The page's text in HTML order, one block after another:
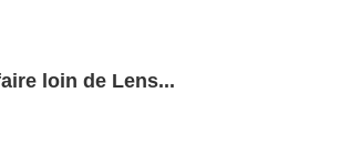
loin de Lens...